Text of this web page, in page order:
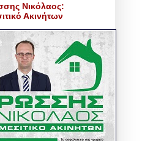
Νικόλαος:
Ακινήτων